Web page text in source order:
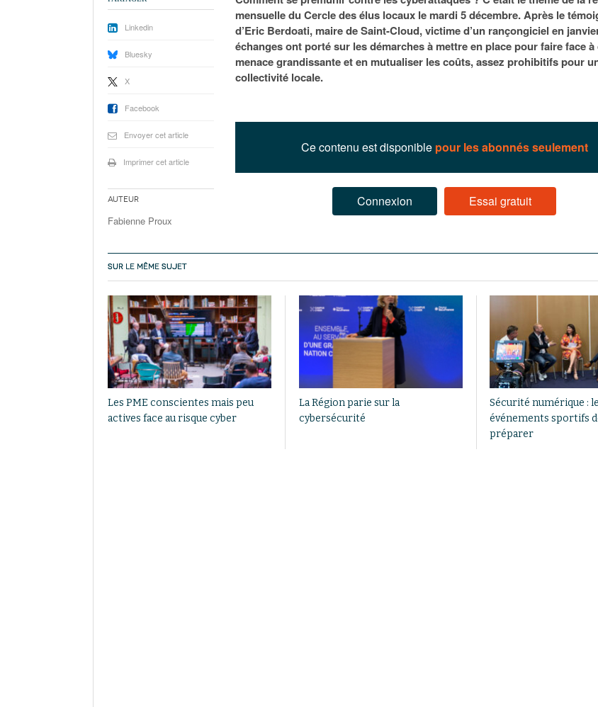
À Paris, les cadres de la tech et de la finance
redessinent le marché de la location de luxe
16 juillet 2026
Saint-Agne immobilier inaugure une nouvelle
janvier 2026
Municipales 2026 : la CCI
relancer l’économie
À
mensuelle du Cercle des élus locaux le mardi 5 décembre. Après le
d’Eric Berdoati, maire de Saint-Cloud, victime d’un rançongiciel en
échanges ont porté sur les démarches à mettre en place pour faire face à
menace grandissante et en mutualiser les coûts, assez prohibitifs pour
collectivité locale.
Ce contenu est disponible pour les abonnés seulement
Connexion Essai gratuit
Linkedin
Bluesky
X
Facebook
Envoyer cet article
Imprimer cet article
Auteur
Fabienne Proux
SUR LE MÊME SUJET
Les PME conscientes mais peu
actives face au risque cyber
La Région parie sur la
cybersécurité
Sécurité numérique :
événements sportifs
préparer